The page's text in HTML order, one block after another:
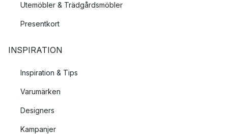
Utemöbler & Trädgårdsmöbler
Presentkort
INSPIRATION
Inspiration & Tips
Varumärken
Designers
Kampanjer